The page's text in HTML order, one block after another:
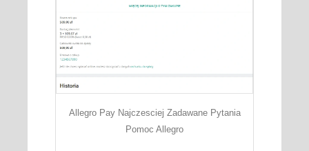
Allegro Pay Najczesciej Zadawane Pytania
Pomoc Allegro